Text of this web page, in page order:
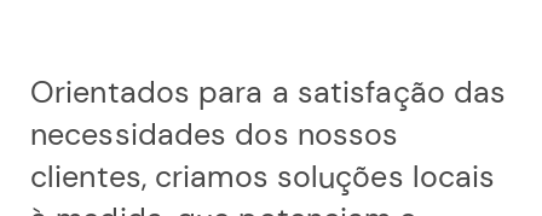
Orientados para a satisfação das
necessidades dos nossos
clientes, criamos soluções locais